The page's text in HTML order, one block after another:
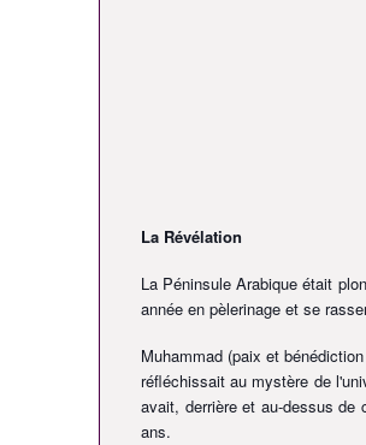
La Révélation
La Péninsule Arabique était
année en pèlerinage et se
Muhammad (paix et
réfléchissait au mystère de
avait, derrière et au-dessus de
ans.